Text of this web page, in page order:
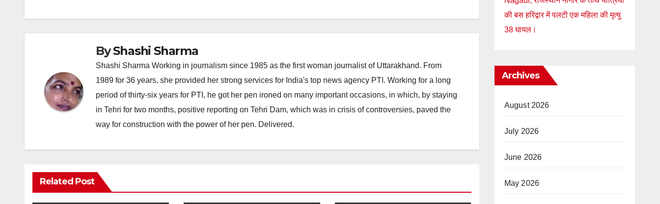
ByShashi Sharma
Shashi Sharma Working in journalism since 1985 as the first woman journalist of Uttarakhand. From
1989 for 36 years, she provided her strong services for India's top news agency PTI. Working for a long
period of thirty-six years for PTI, he got her pen ironed on many important occasions, in which, by staying
in Tehri for two months, positive reporting on Tehri Dam, which was in crisis of controversies, paved the
way for construction with the power of her pen. Delivered.
Related Post
की बस हरिद्वार में पलटी एक महिला की मृत्यु
38 घायल।
Archives
August 2026
July 2026
June 2026
May 2026